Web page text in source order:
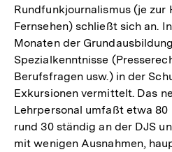
Rundfunkjournalismus (je zur
Fernsehen) schließt sich an.
Monaten der
Spezialkenntnisse
Berufsfragen usw.) in der
Exkursionen vermittelt. Das
Lehrpersonal umfaßt etwa 80
rund 30 ständig an der DJS
mit wenigen Ausnahmen,